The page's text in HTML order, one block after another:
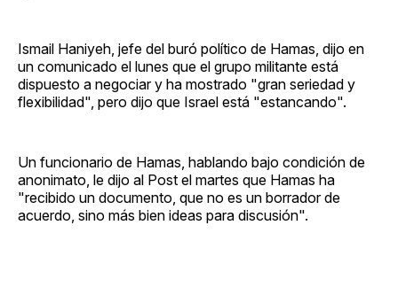
Ismail Haniyeh, jefe del buró político de Hamas, dijo en
un comunicado el lunes que el grupo militante está
dispuesto a negociar y ha mostrado "gran seriedad y
flexibilidad", pero dijo que Israel está "estancando".
Un funcionario de Hamas, hablando bajo condición de
anonimato, le dijo al Post el martes que Hamas ha
"recibido un documento, que no es un borrador de
acuerdo, sino más bien ideas para discusión".